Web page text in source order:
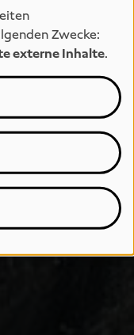
Zwecke:
externe Inhalte.